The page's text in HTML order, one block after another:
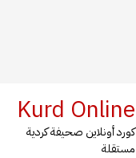
Kurd Online
كورد أونلاين صحيفة كردية
مستقلة